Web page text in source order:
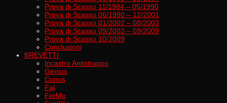
Prova di Scasso 11/1984 – 05/1990
Prova di Scasso 06/1990 – 12/2001
Prova di Scasso 01/2002 – 08/2003
Prova di Scasso 09/2003 – 09/2009
Prova di Scasso 10/2009
Conclusioni
BREVETTI
Incastro Antistrappo
Genius
Conus
Fal
FerMo